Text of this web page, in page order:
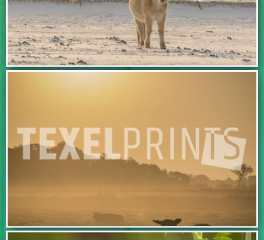
BEKIJK DEZE FOTO
BEKIJK DEZE FOTO